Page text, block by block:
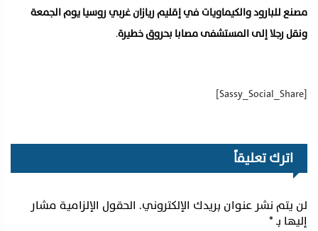
مصنع للبارود والكيماويات في إقليم ريازان غربي روسيا يوم الجمعة
ونقل رجلا إلى المستشفى مصابا بحروق خطيرة.
[Sassy_Social_Share]
اترك تعليقاً
لن يتم نشر عنوان بريدك الإلكتروني. الحقول الإلزامية مشار
إليها بـ*